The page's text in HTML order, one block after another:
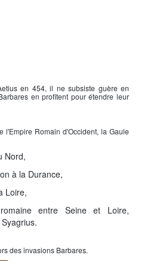
en 454, il ne subsiste guère en
en profitent pour étendre leur
l'Empire Romain d'Occident, la Gaule
Nord,
à la Durance,
Loire,
entre Seine et Loire,
Syagrius.
desinvasions Barbares.